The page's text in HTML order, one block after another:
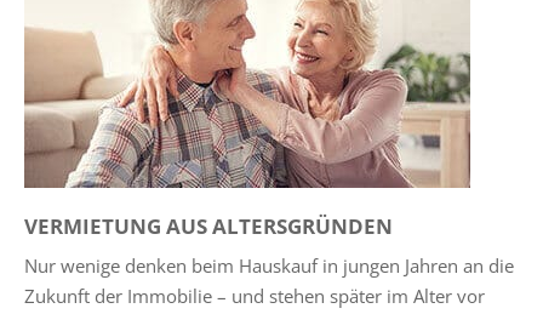
VERMIETUNG AUS ALTERSGRÜNDEN
Nur wenige denken beim Hauskauf in jungen Jahren an die
Zukunft der Immobilie – und stehen später im Alter vor